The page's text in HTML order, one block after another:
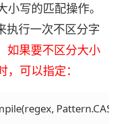
写的匹配操作。
执行一次不区分字
如果要不区分大小
可以指定：